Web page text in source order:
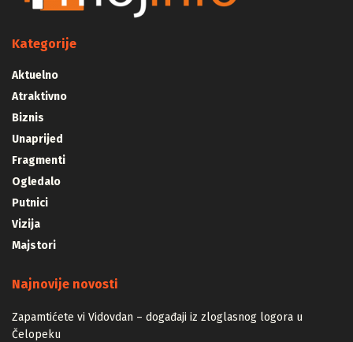
Kategorije
Aktuelno
Atraktivno
Biznis
Unaprijed
Fragmenti
Ogledalo
Putnici
Vizija
Majstori
Najnovije novosti
Zapamtićete vi Vidovdan – događaji iz zloglasnog logora u
Čelopeku